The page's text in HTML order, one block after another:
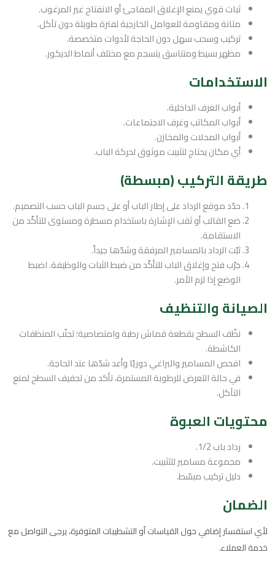
ثبات قوي يمنع الإغلاق المفاجئ أو الانفتاح غير المرغوب.
متانة ومقاومة للعوامل الخارجية لفترة طويلة دون تآكل.
تركيب وسحب سهل دون الحاجة لأدوات متخصصة.
مظهر بسيط ومتناسق ينسجم مع مختلف أنماط الديكور.
الاستخدامات
أبواب الغرف الداخلية.
أبواب المكاتب وغرف الاجتماعات.
أبواب المحلات والمخازن.
أي مكان يحتاج لتثبيت موثوق لحركة الباب.
طريقة التركيب (مبسطة)
حدّد موقع الرداد على إطار الباب أو على جسم الباب حسب التصميم.
ضع القالب أو ثقب الإشارة باستخدام مسطرة ومستوى للتأكّد من
الاستقامة.
ثبّت الرداد بالمسامير المرفقة وشدّها جيداً.
جرّب فتح وإغلاق الباب للتأكّد من ضبط الثبات والوظيفة. اضبط
الوضع إذا لزم الأمر.
الصيانة والتنظيف
نظّف السطح بقطعة قماش رطبة وامتصاصية؛ تجنّب المنظفات
الكاشطة.
افحص المسامير والبراغي دوريًا وأعد شدّها عند الحاجة.
في حالة التعرض للرطوبة المستمرة، تأكد من تجفيف السطح لمنع
التآكل.
محتويات العبوة
رداد باب 1/2.
مجموعة مسامير للتثبيت.
دليل تركيب مبسّط.
الضمان
لأي استفسار إضافي حول القياسات أو التشطيبات المتوفرة، يرجى التواصل مع
خدمة العملاء.